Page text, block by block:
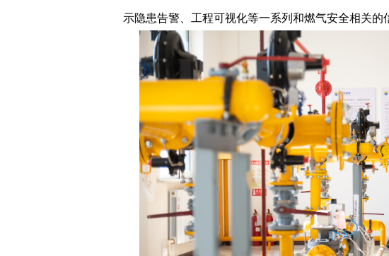
示隐患告警、工程可视化等一系列和燃气安全相关的